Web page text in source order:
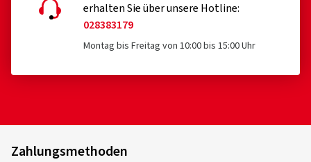
erhalten Sie über unsere Hotline:
028383179
Montag bis Freitag von 10:00 bis 15:00 Uhr
Zahlungsmethoden